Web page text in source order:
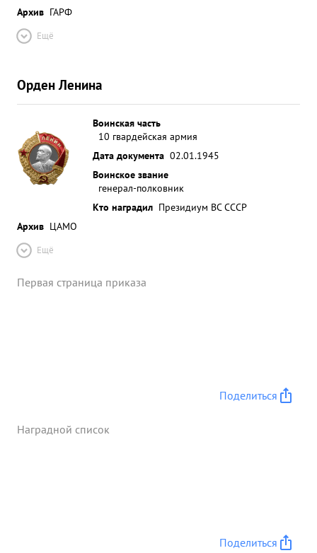
Архив ГАРФ
Ещё
Орден Ленина
Воинская часть
10 гвардейская армия
Дата документа 02.01.1945
Воинское звание
генерал-полковник
Кто наградил Президиум ВС СССР
Архив ЦАМО
Ещё
Первая страница приказа
Поделиться
Наградной список
Поделиться